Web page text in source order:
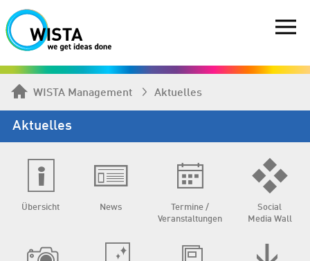
WISTA Management Aktuelles
Aktuelles
Übersicht News
Termine /
Veranstaltungen
Social
Media Wall